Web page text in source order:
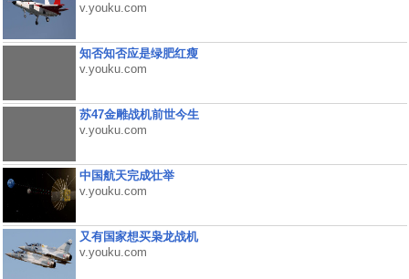
v.youku.com
知否知否应是绿肥红瘦
v.youku.com
苏47金雕战机前世今生
v.youku.com
中国航天完成壮举
v.youku.com
又有国家想买枭龙战机
v.youku.com